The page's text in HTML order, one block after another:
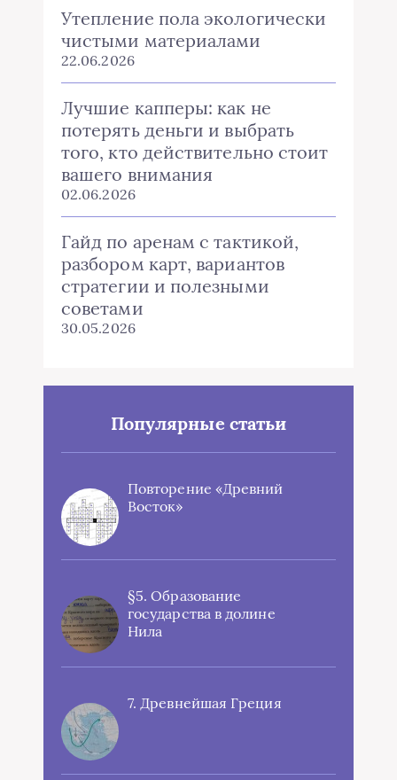
Утепление пола экологически
чистыми материалами
22.06.2026
Лучшие капперы: как не
потерять деньги и выбрать
того, кто действительно стоит
вашего внимания
02.06.2026
Гайд по аренам с тактикой,
разбором карт, вариантов
стратегии и полезными
советами
30.05.2026
Популярные статьи
Повторение «Древний
Восток»
§5. Образование
государства в долине
Нила
7. Древнейшая Греция